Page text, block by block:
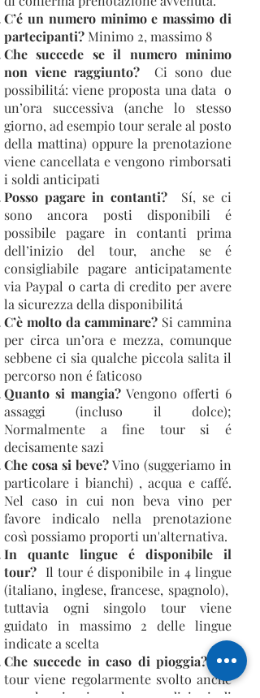
C’é un numero minimo e massimo di
partecipanti? Minimo 2, massimo 8
Che succede se il numero minimo
non viene raggiunto?
Ci sono due
possibilitá: viene proposta una data o
un’ora successiva (anche lo stesso
giorno, ad esempio tour serale al posto
della mattina) oppure la prenotazione
viene cancellata e vengono rimborsati
i soldi anticipati
Posso pagare in contanti?
Sí, se ci
sono ancora posti disponibili é
possibile pagare in contanti prima
dell’inizio del tour, anche se é
consigliabile pagare anticipatamente
via Paypal o carta di credito per avere
la sicurezza della disponibilitá
C’è molto da camminare? Si cammina
per circa un’ora e mezza, comunque
sebbene ci sia qualche piccola salita il
percorso non é faticoso
Quanto si mangia? Vengono offerti 6
assaggi (incluso il dolce);
Normalmente a fine tour si é
decisamente sazi
Che cosa si beve?Vino (suggeriamo in
particolare i bianchi) , acqua e caffé.
Nel caso in cui non beva vino per
favore indicalo nella prenotazione
così possiamo proporti un'alternativa.
In quante lingue é disponibile il
tour? Il tour é disponibile in 4 lingue
(italiano, inglese, francese, spagnolo),
tuttavia ogni singolo tour viene
guidato in massimo 2 delle lingue
indicate a scelta
Che succede in caso di pioggia? Il
tour viene regolarmente svolto anche